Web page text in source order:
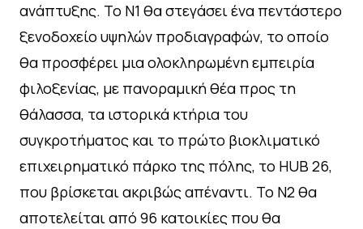
ανάπτυξης. Το Ν1 θα στεγάσει ένα πεντάστερο
ξενοδοχείο υψηλών προδιαγραφών, το οποίο
θα προσφέρει μια ολοκληρωμένη εμπειρία
φιλοξενίας, με πανοραμική θέα προς τη
θάλασσα, τα ιστορικά κτήρια του
συγκροτήματος και το πρώτο βιοκλιματικό
επιχειρηματικό πάρκο της πόλης, το HUB 26,
που βρίσκεται ακριβώς απέναντι. Το Ν2 θα
αποτελείται από 96 κατοικίες που θα